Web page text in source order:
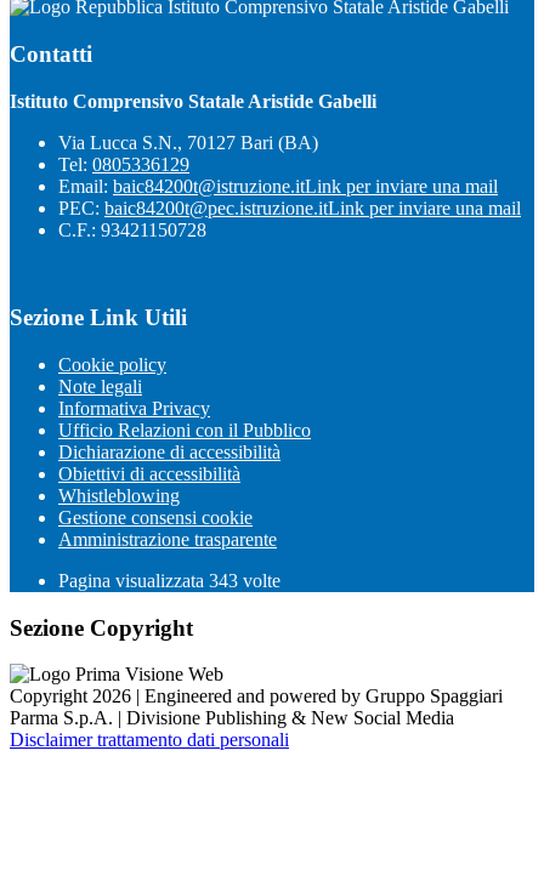
Istituto Comprensivo Statale Aristide Gabelli
Contatti
Istituto Comprensivo Statale Aristide Gabelli
Via Lucca S.N., 70127 Bari (BA)
Tel: 0805336129
Email: baic84200t@istruzione.itLink per inviare una mail
PEC: baic84200t@pec.istruzione.itLink per inviare una mail
C.F.: 93421150728
Sezione Link Utili
Cookie policy
Note legali
Informativa Privacy
Ufficio Relazioni con il Pubblico
Dichiarazione di accessibilità
Obiettivi di accessibilità
Whistleblowing
Gestione consensi cookie
Amministrazione trasparente
Pagina visualizzata 343 volte
Sezione Copyright
Copyright 2026 | Engineered and powered by Gruppo Spaggiari
Parma S.p.A. | Divisione Publishing & New Social Media
Disclaimer trattamento dati personali